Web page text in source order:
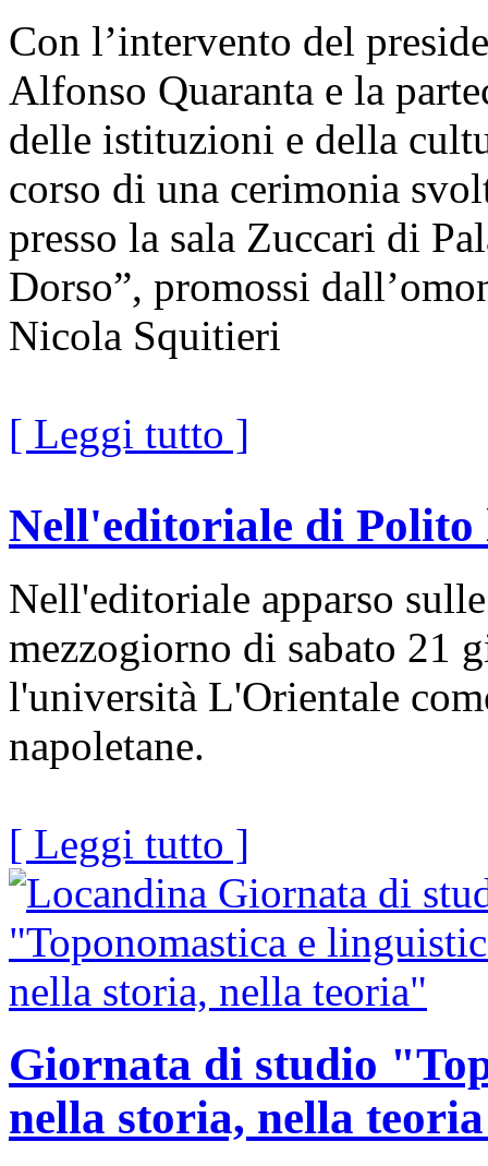
Con l’intervento del
Alfonso Quaranta e la
delle istituzioni e della
corso di una cerimonia
presso la sala Zuccari di
Dorso”, promossi
Nicola Squitieri
[ Leggi tutto ]
Nell'editoriale di Polito
Nell'editoriale apparso
mezzogiorno di sabato 21
l'università L'Orientale
napoletane.
[ Leggi tutto ]
Giornata di studio
nella storia, nella